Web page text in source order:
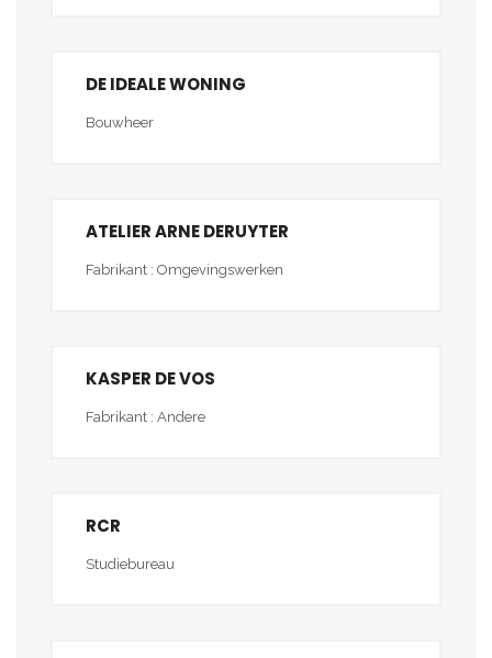
DE IDEALE WONING
Bouwheer
ATELIER ARNE DERUYTER
Fabrikant : Omgevingswerken
KASPER DE VOS
Fabrikant : Andere
RCR
Studiebureau